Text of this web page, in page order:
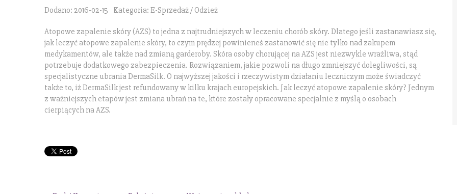
Dodano: 2016-02-15 Kategoria: E-Sprzedaż / Odzież
Atopowe zapalenie skóry (AZS) to jedna z najtrudniejszych w leczeniu chorób skóry. Dlatego jeśli zastanawiasz się,
jak leczyć atopowe zapalenie skóry, to czym prędzej powinieneś zastanowić się nie tylko nad zakupem
medykamentów, ale także nad zmianą garderoby. Skóra osoby chorującej na AZS jest niezwykle wrażliwa, stąd
potrzebuje dodatkowego zabezpieczenia. Rozwiązaniem, jakie pozwoli na długo zmniejszyć dolegliwości, są
specjalistyczne ubrania DermaSilk. O najwyższej jakości i rzeczywistym działaniu leczniczym może świadczyć
także to, iż DermaSilk jest refundowany w kilku krajach europejskich. Jak leczyć atopowe zapalenie skóry? Jednym
z ważniejszych etapów jest zmiana ubrań na te, które zostały opracowane specjalnie z myślą o osobach
cierpiących na AZS.